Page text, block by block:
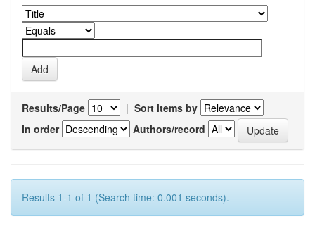
Results/Page | Sort items by
In order
Authors/record
Results 1-1 of 1 (Search time: 0.001 seconds).